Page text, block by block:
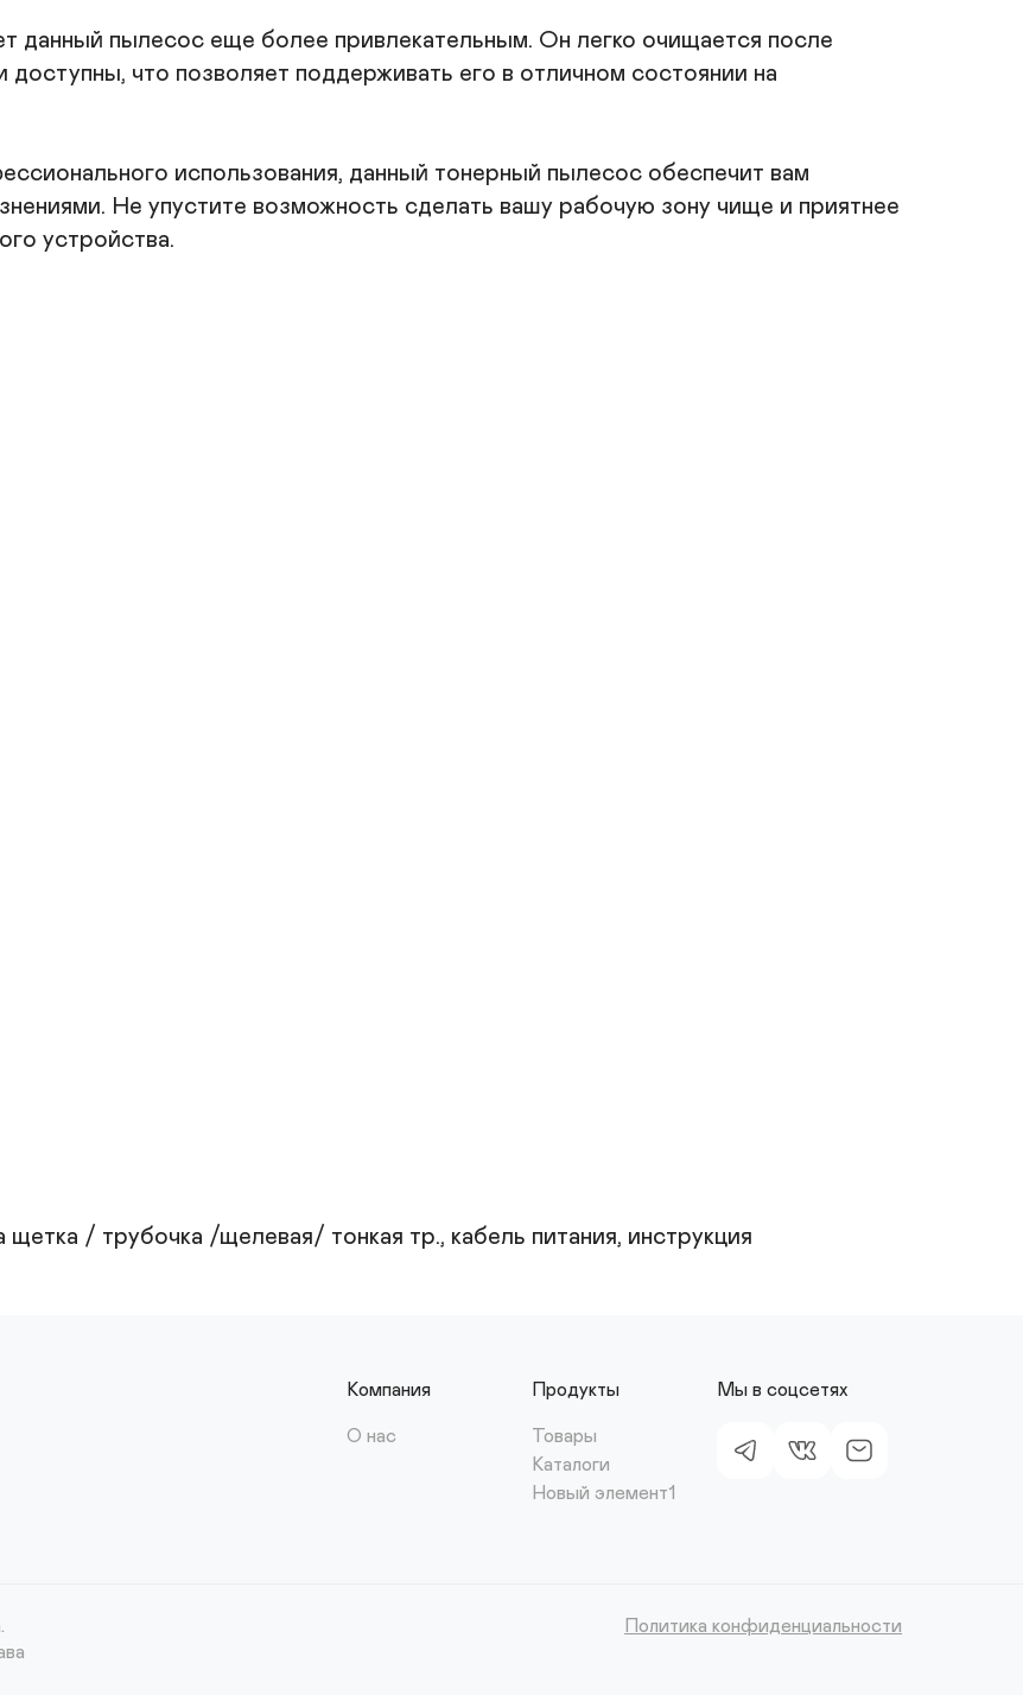
инструкция
данный пылесос еще более привлекательным. Он легко очищается после
доступны, что позволяет поддерживать его в отличном состоянии на
использования, данный тонерный пылесос обеспечит вам
Не упустите возможность сделать вашу рабочую зону чище и приятнее
устройства.
/ трубочка /щелевая/ тонкая тр., кабель питания, инструкция
Компания
О нас
Продукты
Товары
Каталоги
Новый элемент1
Мы в соцсетях
Политика конфиденциальности